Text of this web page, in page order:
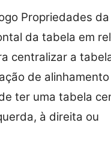
Propriedades
da tabela em
centralizar a
de
ter uma tabela
à direita ou